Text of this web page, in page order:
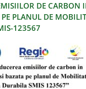
DE
PLANUL DE
123567